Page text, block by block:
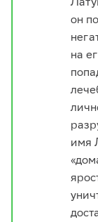
он
на
имя